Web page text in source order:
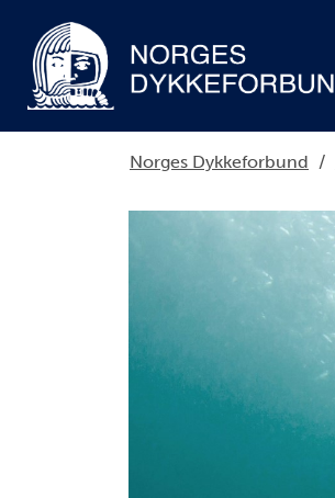
Norges Dykkeforbund /